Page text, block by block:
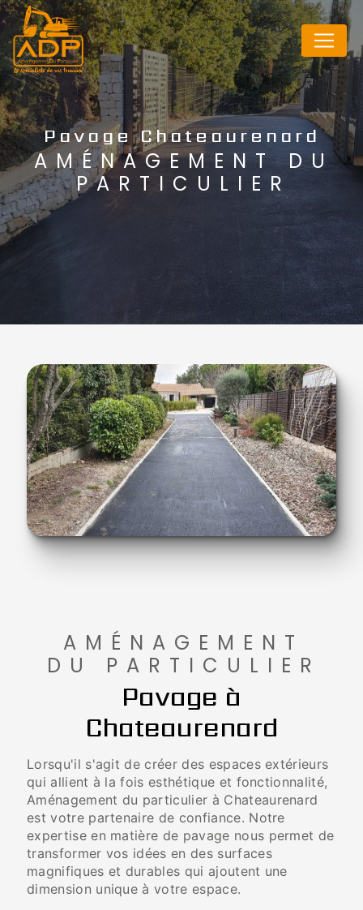
Pavage Chateaurenard
AMÉNAGEMENT DU
PARTICULIER
AMÉNAGEMENT
DU PARTICULIER
Pavage à
Chateaurenard
Lorsqu'il s'agit de créer des espaces extérieurs
qui allient à la fois esthétique et fonctionnalité,
Aménagement du particulier à Chateaurenard
est votre partenaire de confiance. Notre
expertise en matière de pavage nous permet de
transformer vos idées en des surfaces
magnifiques et durables qui ajoutent une
dimension unique à votre espace.
Panneau de gestion des cookies